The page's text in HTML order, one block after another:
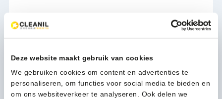
Deze website maakt gebruik van cookies
We gebruiken cookies om content en advertenties te
personaliseren, om functies voor social media te bieden en
om ons websiteverkeer te analyseren. Ook delen we
kunststof
wit
14216
aantal
Kan ik u helpen?
Neem contact op